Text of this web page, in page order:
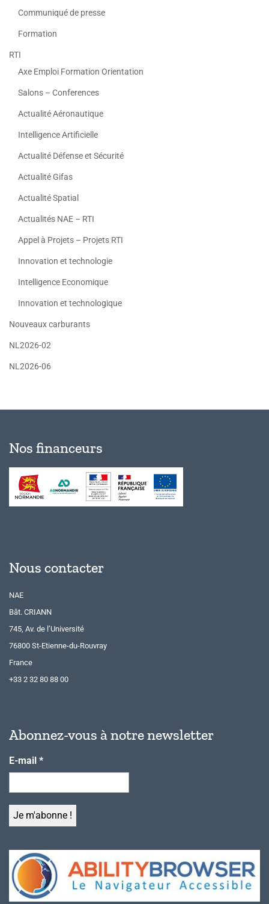
Communiqué de presse
Formation
RTI
Axe Emploi Formation Orientation
Salons – Conferences
Actualité Aéronautique
Intelligence Artificielle
Actualité Défense et Sécurité
Actualité Gifas
Actualité Spatial
Actualités NAE – RTI
Appel à Projets – Projets RTI
Innovation et technologie
Intelligence Economique
Innovation et technologique
Nouveaux carburants
NL2026-02
NL2026-06
Nos financeurs
Nous contacter
NAE
Bât. CRIANN
745, Av. de l’Université
76800 St-Etienne-du-Rouvray
France
+33 2 32 80 88 00
Abonnez-vous à notre newsletter
E-mail *